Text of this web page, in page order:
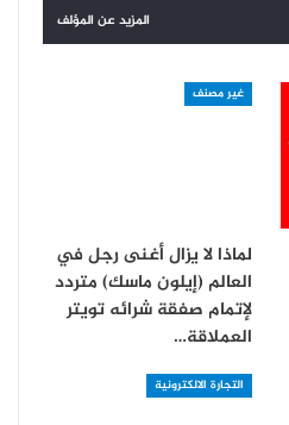
المزيد عن المؤلف
غير مصنف
لماذا لا يزال أغنى رجل في
العالم (إيلون ماسك) متردد
لإتمام صفقة شرائه تويتر
العملاقة…
التجارة الالكترونية